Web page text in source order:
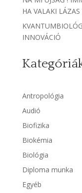
HA VALAKI
INNOVÁCIÓ
Antropológia
Audió
Biofizika
Biokémia
Biológia
Diploma munka
Egyéb